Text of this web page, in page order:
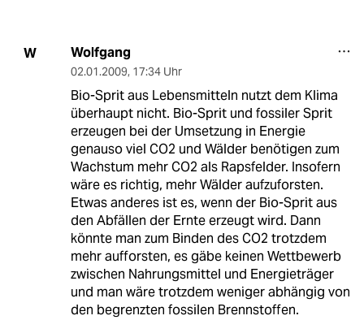
W Wolfgang
02.01.2009, 17:34 Uhr
Bio-Sprit aus Lebensmitteln nutzt dem Klima
überhaupt nicht. Bio-Sprit und fossiler Sprit
erzeugen bei der Umsetzung in Energie
genauso viel CO2 und Wälder benötigen zum
Wachstum mehr CO2 als Rapsfelder. Insofern
wäre es richtig, mehr Wälder aufzuforsten.
Etwas anderes ist es, wenn der Bio-Sprit aus
den Abfällen der Ernte erzeugt wird. Dann
könnte man zum Binden des CO2 trotzdem
mehr aufforsten, es gäbe keinen Wettbewerb
zwischen Nahrungsmittel und Energieträger
und man wäre trotzdem weniger abhängig von
den begrenzten fossilen Brennstoffen.